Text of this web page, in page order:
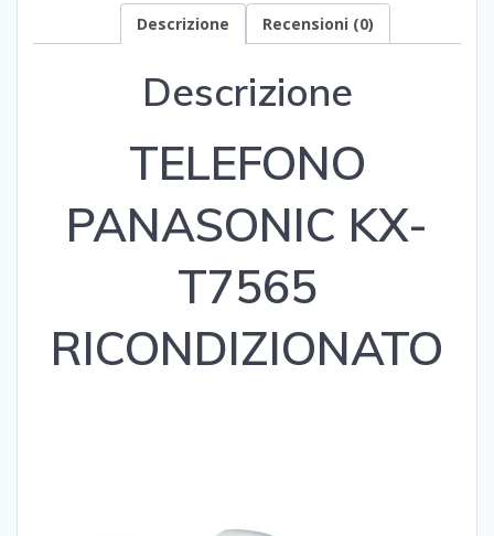
Descrizione Recensioni (0)
Descrizione
TELEFONO
PANASONIC KX-
T7565
RICONDIZIONATO